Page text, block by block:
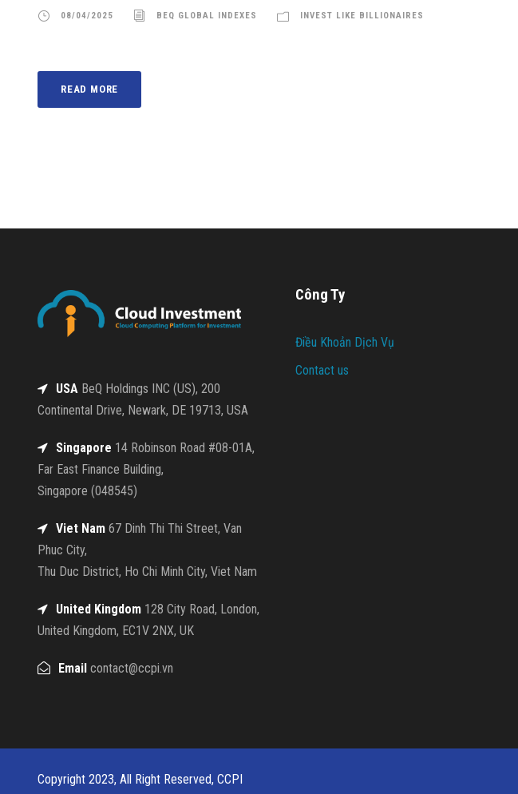
08/04/2025 BEQ GLOBAL INDEXES INVEST LIKE BILLIONAIRES
READ MORE
USA BeQ Holdings INC (US), 200
Continental Drive, Newark, DE 19713, USA
Singapore 14 Robinson Road #08-01A,
Far East Finance Building,
Singapore (048545)
Viet Nam 67 Dinh Thi Thi Street, Van
Phuc City,
Thu Duc District, Ho Chi Minh City, Viet Nam
United Kingdom 128 City Road, London,
United Kingdom, EC1V 2NX, UK
Email contact@ccpi.vn
Công Ty
Điều Khoản Dịch Vụ
Contact us
Copyright 2023, All Right Reserved, CCPI